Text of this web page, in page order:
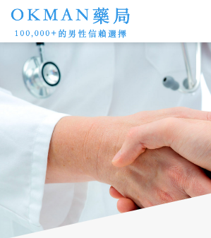
主頁 ED評估
早洩評估 查詢訂單
線上留言
全部藥品